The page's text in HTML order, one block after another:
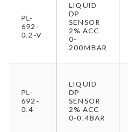
PL-
692-
0.2-V
LIQUID
DP
SENSOR
2% ACC
0-
200MBAR
PL-
692-
0.4
LIQUID
DP
SENSOR
2% ACC
0-0.4BAR